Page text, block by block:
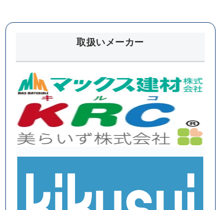
取扱いメーカー